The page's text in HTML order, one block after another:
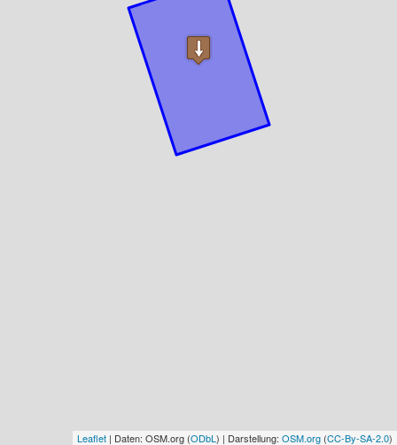
Leaflet | Daten: OSM.org (ODbL ) | Darstellung: OSM.org (CC-By-SA-2.0)